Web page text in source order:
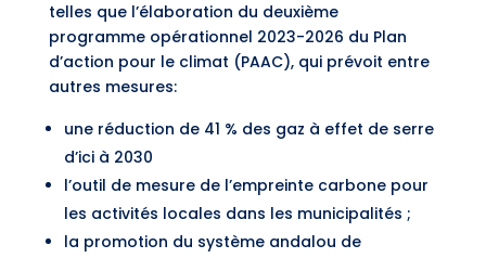
telles que l’élaboration du deuxième
programme opérationnel 2023-2026 du Plan
d’action pour le climat (PAAC), qui prévoit entre
autres mesures:
une réduction de 41 % des gaz à effet de serre
d’ici à 2030
l’outil de mesure de l’empreinte carbone pour
les activités locales dans les municipalités ;
la promotion du système andalou de